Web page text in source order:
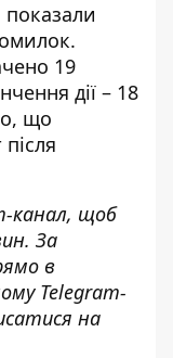
19
дії – 18
що
канал, щоб
За
в
Telegram-
на